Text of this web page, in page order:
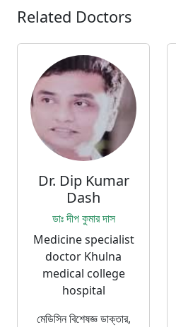
Related Doctors
Dr. Dip Kumar
Dash
ডাঃ দীপ কুমার দাস
Medicine specialist
doctor Khulna
medical college
hospital
মেডিসিন বিশেষজ্ঞ ডাক্তার,